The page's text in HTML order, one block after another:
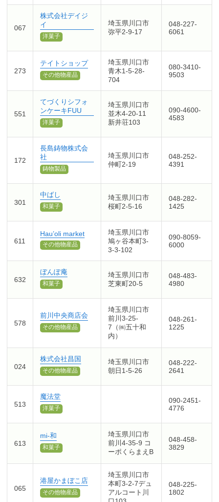
067
株式会社デイジ
イ
洋菓子
埼玉県川口市
弥平2-9-17
048-227-
6061
273
テイトショップ
その他物産品
埼玉県川口市
青木1-5-28-
704
080-3410-
9503
551
てづくりシフォ
ンケーキFUU
洋菓子
埼玉県川口市
並木4-20-11
新井荘103
090-4600-
4583
172
長島鋳物株式会
社
鋳物製品
埼玉県川口市
仲町2-19
048-252-
4391
301
中ばし
和菓子
埼玉県川口市
桜町2-5-16
048-282-
1425
611
Hau’oli market
その他物産品
埼玉県川口市
鳩ヶ谷本町3-
3-3-102
090-8059-
6000
632
ぼんぽ庵
和菓子
埼玉県川口市
芝東町20-5
048-483-
4980
578
前川中央商店会
その他物産品
埼玉県川口市
前川3-25-
7（㈱五十和
内）
048-261-
1225
024
株式会社昌国
その他物産品
埼玉県川口市
朝日1-5-26
048-222-
2641
513
魔法堂
洋菓子
090-2451-
4776
613
mi-和
和菓子
埼玉県川口市
前川4-35-9 コ
ーポくらまえB
048-458-
3829
065
港屋かまぼこ店
その他物産品
埼玉県川口市
本町3-2-7デュ
アルコート川
048-225-
1802